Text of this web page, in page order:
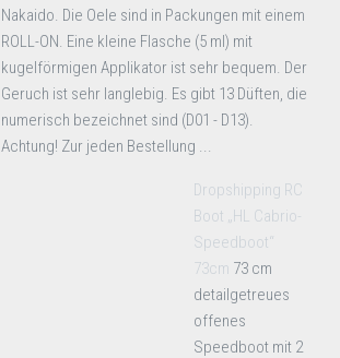
Nakaido. Die Oele sind in Packungen mit einem
ROLL-ON. Eine kleine Flasche (5 ml) mit
kugelförmigen Applikator ist sehr bequem. Der
Geruch ist sehr langlebig. Es gibt 13 Düften, die
numerisch bezeichnet sind (D01 - D13).
Achtung! Zur jeden Bestellung ...
Dropshipping RC
Boot „HL Cabrio-
Speedboot“
73cm 73 cm
detailgetreues
offenes
Speedboot mit 2